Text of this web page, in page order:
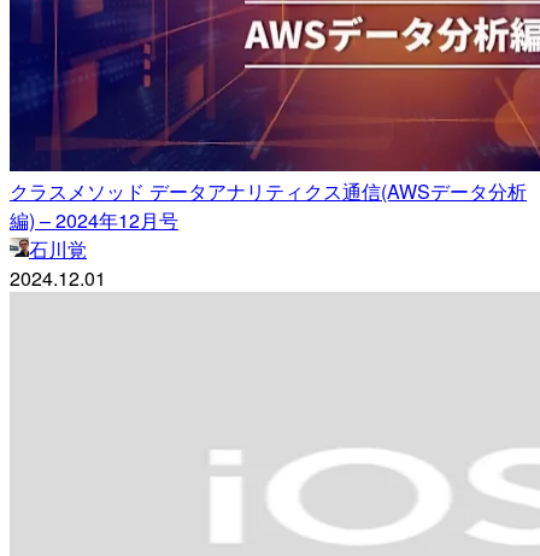
クラスメソッド データアナリティクス通信(AWSデータ分析
編) – 2024年12月号
石川覚
2024.12.01